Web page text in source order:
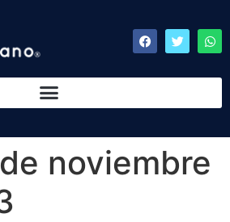
noviembre